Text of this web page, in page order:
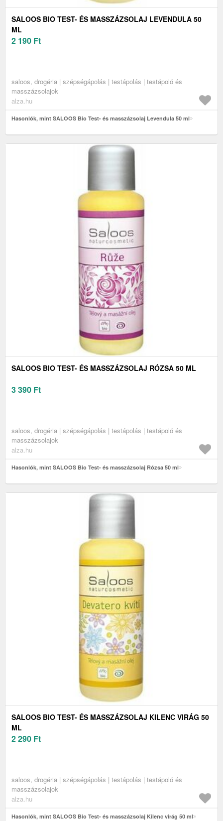
SALOOS BIO TEST- ÉS MASSZÁZSOLAJ LEVENDULA 50
ML
2 190 Ft
saloos, drogéria | szépségápolás | testápolás | testápoló és
masszázsolajok
alza.hu
Hasonlók, mint SALOOS Bio Test- és masszázsolaj Levendula 50 ml
SALOOS BIO TEST- ÉS MASSZÁZSOLAJ RÓZSA 50 ML
3 390 Ft
saloos, drogéria | szépségápolás | testápolás | testápoló és
masszázsolajok
alza.hu
Hasonlók, mint SALOOS Bio Test- és masszázsolaj Rózsa 50 ml
SALOOS BIO TEST- ÉS MASSZÁZSOLAJ KILENC VIRÁG 50
ML
2 290 Ft
saloos, drogéria | szépségápolás | testápolás | testápoló és
masszázsolajok
alza.hu
Hasonlók, mint SALOOS Bio Test- és masszázsolaj Kilenc virág 50 ml